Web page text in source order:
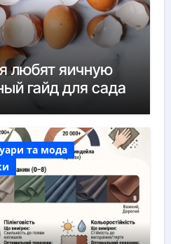
любят яичную
гайд для сада
та мода